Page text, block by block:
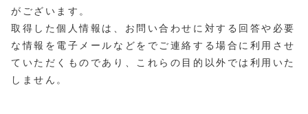
がございます。
取得した個人情報は、お問い合わせに対する回答や必要
な情報を電子メールなどをでご連絡する場合に利用させ
ていただくものであり、これらの目的以外では利用いた
しません。